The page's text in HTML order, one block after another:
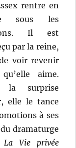
rentre en
sous les
Il est
par la reine,
voir revenir
aime.
surprise
elle le tance
à ses
dramaturge
La Vie privée